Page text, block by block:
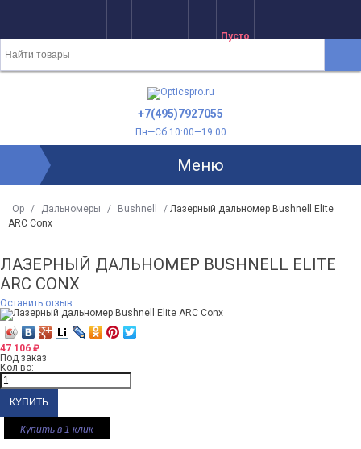
Пусто
+7(495)7927055
Пн—Сб 10:00—19:00
Меню
Op / Дальномеры / Bushnell / Лазерный дальномер Bushnell Elite
ARC Conx
ЛАЗЕРНЫЙ ДАЛЬНОМЕР BUSHNELL ELITE
ARC CONX
Оставить отзыв
47 106 ₽
Под заказ
Кол-во:
Купить в 1 клик